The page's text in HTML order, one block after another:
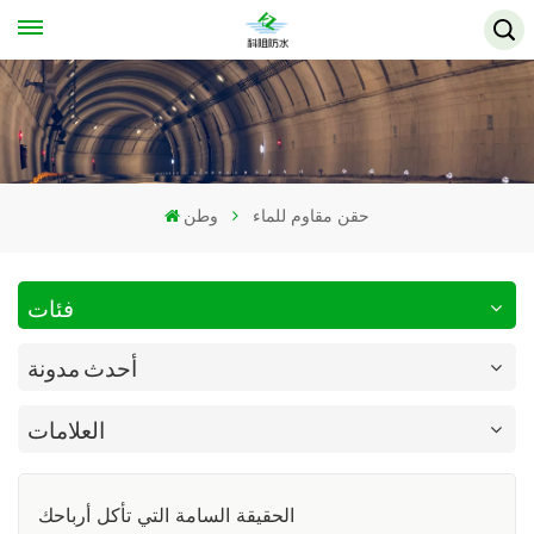
وطن حقن مقاوم للماء
فئات
أحدث مدونة
العلامات
الحقيقة السامة التي تأكل أرباحك